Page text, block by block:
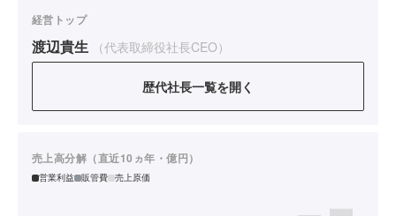
経営トップ
渡辺貴生 （代表取締役社長CEO）
歴代社長一覧を開く
売上高分解（直近10ヵ年・億円）
営業利益 販管費 売上原価